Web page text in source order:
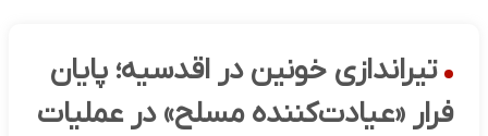
تیراندازی خونین در اقدسیه؛ پایان
فرار «عیادت‌کننده مسلح» در عملیات